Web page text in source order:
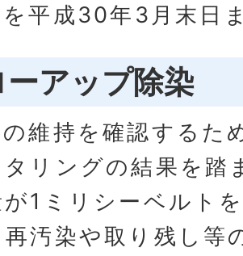
平成30年3月末日
ーアップ除染
維持を確認するた
リングの結果を踏
1ミリシーベルト
汚染や取り残し等